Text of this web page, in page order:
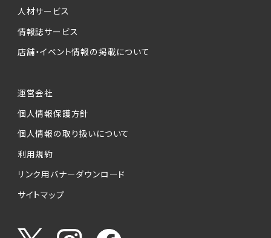
人材サービス
情報誌サービス
店舗・イベント情報の掲載について
運営会社
個人情報保護方針
個人情報の取り扱いについて
利用規約
リンク用バナーダウンロード
サイトマップ